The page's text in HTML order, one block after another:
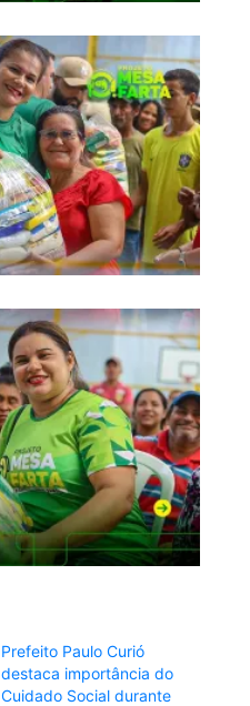
Prefeito Paulo Curió
destaca importância do
Cuidado Social durante